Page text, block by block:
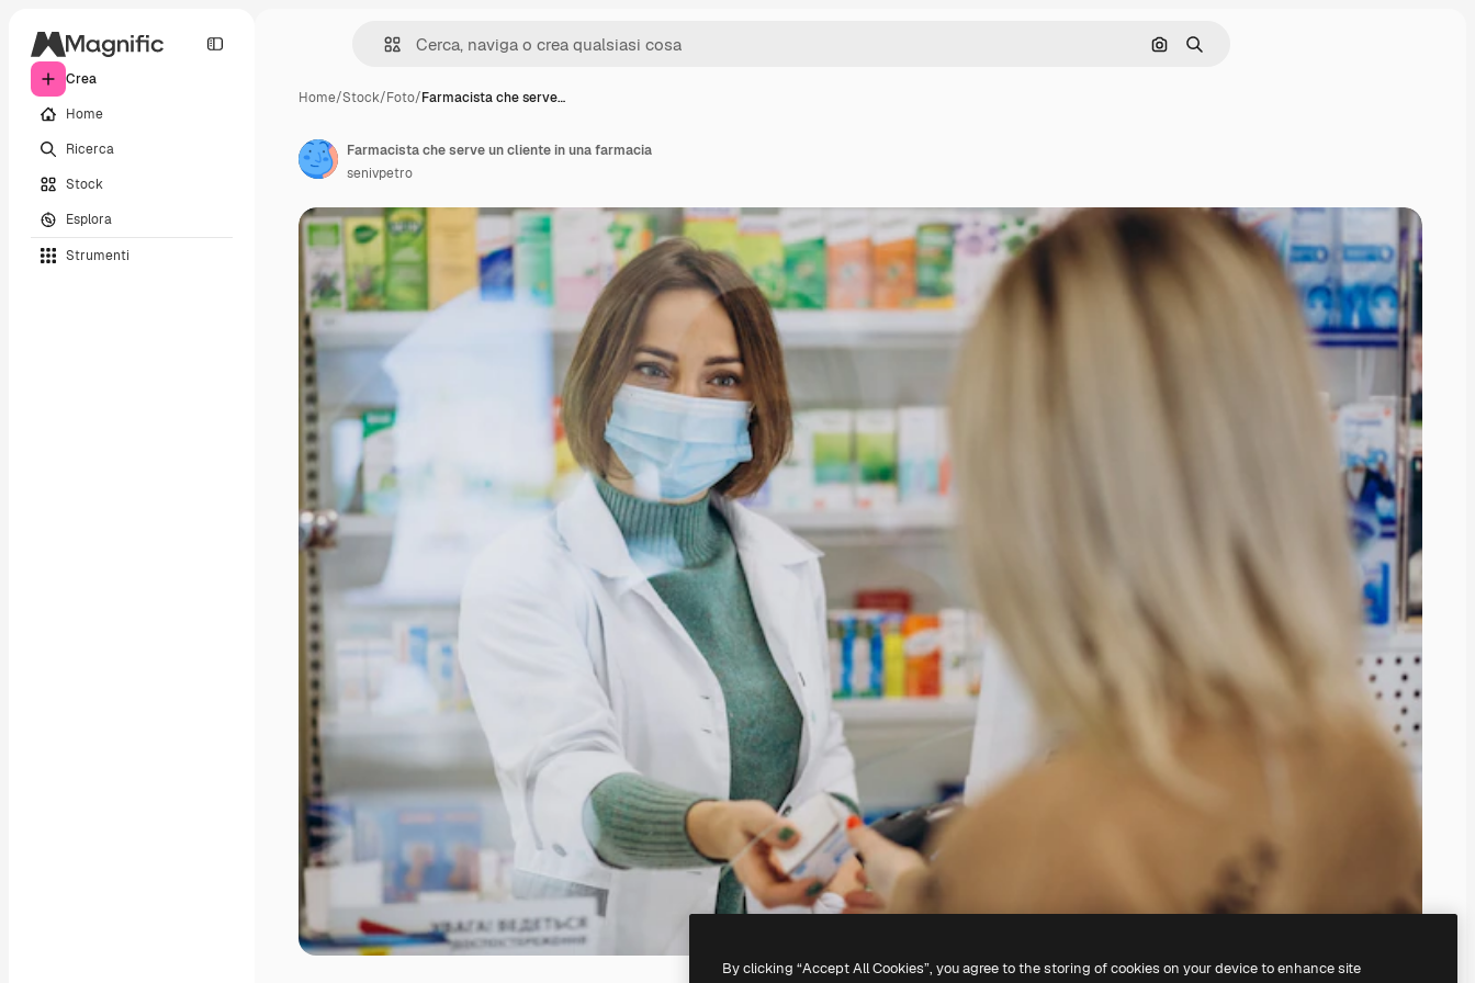
Crea
Home
Ricerca
Stock
Esplora
Strumenti
Cerca per immagine
Ricerca
Home/Stock/Foto/Farmacista che serve…
Farmacista che serve un cliente in una farmacia
senivpetro
By clicking “Accept All Cookies”, you agree to the storing of cookies on your device to enhance site